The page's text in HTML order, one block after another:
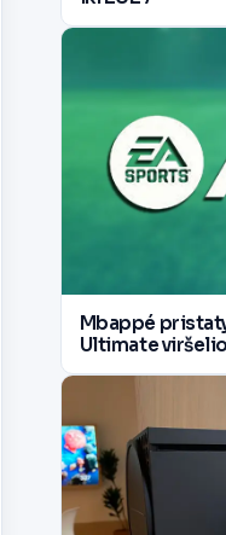
Mbappé
Ultimate viršelio